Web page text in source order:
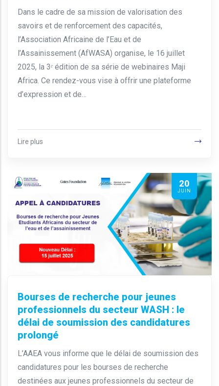
Dans le cadre de sa mission de valorisation des
savoirs et de renforcement des capacités,
l’Association Africaine de l’Eau et de
l’Assainissement (AfWASA) organise, le 16 juillet
2025, la 3ᵉ édition de sa série de webinaires Maji
Africa. Ce rendez-vous vise à offrir une plateforme
d’expression et de…
Lire plus
20
JUIN
Bourses de recherche pour jeunes
professionnels du secteur WASH : le
délai de soumission des candidatures
prolongé
L’AAEA vous informe que le délai de soumission des
candidatures pour les bourses de recherche
destinées aux jeunes professionnels du secteur de